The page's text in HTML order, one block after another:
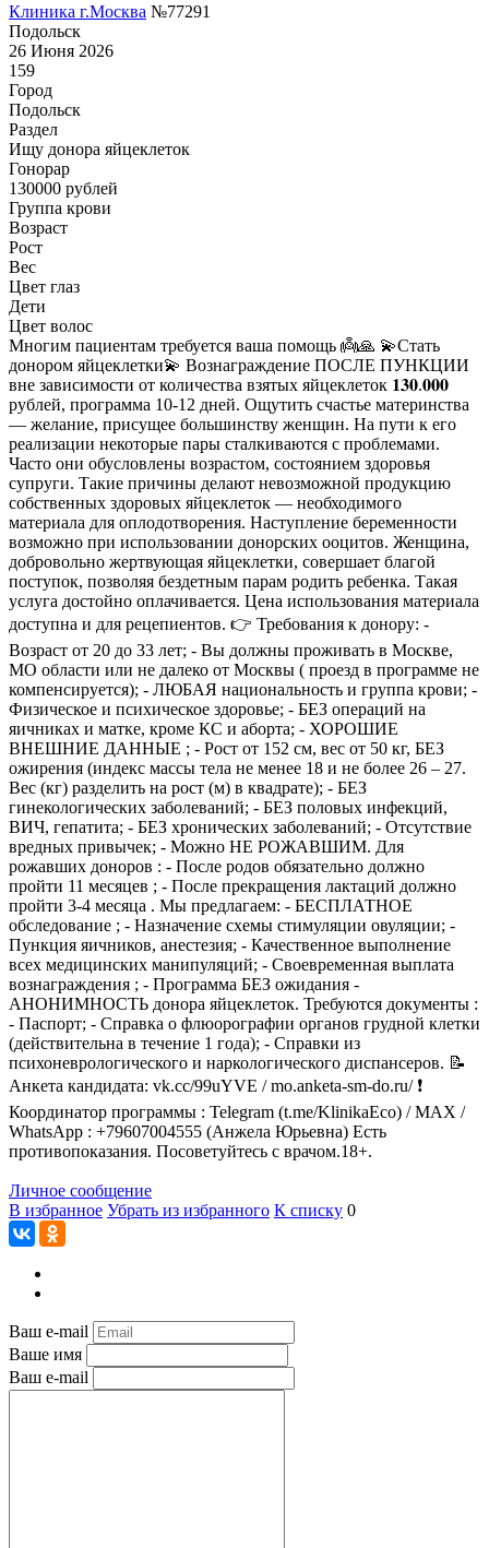
Клиника г.Москва №77291
Подольск
26 Июня 2026
159
Город
Подольск
Раздел
Ищу донора яйцеклеток
Гонoрар
130000 рублей
Группа крови
Возраст
Рост
Вес
Цвет глаз
Дети
Цвет волос
Многим пациентам требуется ваша помощь 👼🙏 💫Стать
донором яйцеклетки💫 Вознаграждение ПОСЛЕ ПУНКЦИИ
вне зависимости от количества взятых яйцеклеток 𝟏𝟑𝟎.𝟎𝟎𝟎
рублей, программа 10-12 дней. Ощутить счастье материнства
— желание, присущее большинству женщин. На пути к его
реализации некоторые пары сталкиваются с проблемами.
Часто они обусловлены возрастом, состоянием здоровья
супруги. Такие причины делают невозможной продукцию
собственных здоровых яйцеклеток — необходимого
материала для оплодотворения. Наступление беременности
возможно при использовании донорских ооцитов. Женщина,
добровольно жертвующая яйцеклетки, совершает благой
поступок, позволяя бездетным парам родить ребенка. Такая
услуга достойно оплачивается. Цена использования материала
доступна и для рецепиентов. 👉 Требования к донору: -
Возраст от 20 до 33 лет; - Вы должны проживать в Москве,
МО области или не далеко от Москвы ( проезд в программе не
компенсируется); - ЛЮБАЯ национальность и группа крови; -
Физическое и психическое здоровье; - БЕЗ операций на
яичниках и матке, кроме КС и аборта; - ХОРОШИЕ
ВНЕШНИЕ ДАННЫЕ ; - Рост от 152 см, вес от 50 кг, БЕЗ
ожирения (индекс массы тела не менее 18 и не более 26 – 27.
Вес (кг) разделить на рост (м) в квадрате); - БЕЗ
гинекологических заболеваний; - БЕЗ половых инфекций,
ВИЧ, гепатита; - БЕЗ хронических заболеваний; - Отсутствие
вредных привычек; - Можно НЕ РОЖАВШИМ. Для
рожавших доноров : - После родов обязательно должно
пройти 11 месяцев ; - После прекращения лактаций должно
пройти 3-4 месяца . Мы предлагаем: - БЕСПЛАТНОЕ
обследование ; - Назначение схемы стимуляции овуляции; -
Пункция яичников, анестезия; - Качественное выполнение
всех медицинских манипуляций; - Своевременная выплата
вознаграждения ; - Программа БЕЗ ожидания -
АНОНИМНОСТЬ донора яйцеклеток. Требуются документы :
- Паспорт; - Справка о флюорографии органов грудной клетки
(действительна в течение 1 года); - Справки из
психоневрологического и наркологического диспансеров. 📝
Анкета кандидата: vk.cc/99uYVE / mo.anketa-sm-do.ru/ ❗
Координатор программы : Telegram (t.me/KlinikaEco) / MAX /
WhatsApp : +79607004555 (Анжела Юрьевна) Есть
противопоказания. Посоветуйтесь с врачом.18+.
Личное сообщение
В избранное Убрать из избранного К списку 0
Ваш e-mail
Ваше имя
Ваш e-mail